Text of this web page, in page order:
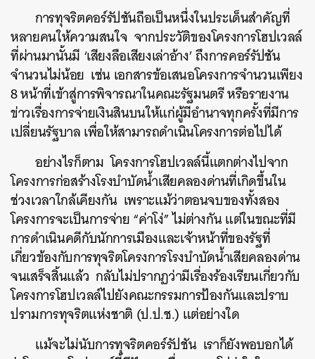
การทุจริตคอร์รัปชันถือเป็นหนึ่งในประเด็นสำคัญที่
หลายคนให้ความสนใจ จากประวัติของโครงการโฮปเวลล์
ที่ผ่านมานั้นมี ‘เสียงลือเสียงเล่าอ้าง’ ถึงการคอร์รัปชัน
จำนวนไม่น้อย เช่น เอกสารข้อเสนอโครงการจำนวนเพียง
8 หน้าที่เข้าสู่การพิจารณาในคณะรัฐมนตรี หรือรายงาน
ข่าวเรื่องการจ่ายเงินสินบนให้แก่ผู้มีอำนาจทุกครั้งที่มีการ
เปลี่ยนรัฐบาล เพื่อให้สามารถดำเนินโครงการต่อไปได้
อย่างไรก็ตาม โครงการโฮปเวลล์นี้แตกต่างไปจาก
โครงการก่อสร้างโรงบำบัดน้ำเสียคลองด่านที่เกิดขึ้นใน
ช่วงเวลาใกล้เคียงกัน เพราะแม้ว่าตอนจบของทั้งสอง
โครงการจะเป็นการจ่าย “ค่าโง่” ไม่ต่างกัน แต่ในขณะที่มี
การดำเนินคดีกับนักการเมืองและเจ้าหน้าที่ของรัฐที่
เกี่ยวข้องกับการทุจริตโครงการโรงบำบัดน้ำเสียคลองด่าน
จนเสร็จสิ้นแล้ว กลับไม่ปรากฏว่ามีเรื่องร้องเรียนเกี่ยวกับ
โครงการโฮปเวลล์ไปยังคณะกรรมการป้องกันและปราบ
ปรามการทุจริตแห่งชาติ (ป.ป.ช.) แต่อย่างใด
แม้จะไม่นับการทุจริตคอร์รัปชัน เราก็ยังพอบอกได้